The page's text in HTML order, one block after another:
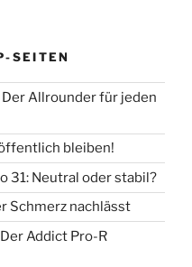
SEITEN
Allrounder für jeden
bleiben!
31: Neutral oder stabil?
Schmerz nachlässt
Addict Pro-R